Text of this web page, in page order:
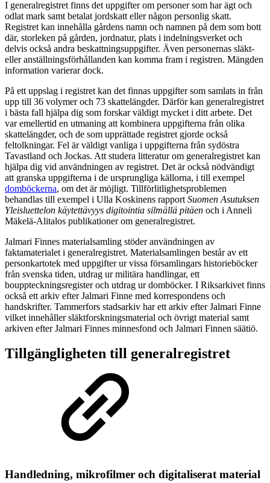
I generalregistret finns det uppgifter om personer som har ägt och
odlat mark samt betalat jordskatt eller någon personlig skatt.
Registret kan innehålla gårdens namn och namnen på dem som bott
där, storleken på gården, jordnatur, plats i indelningsverket och
delvis också andra beskattningsuppgifter. Även personernas släkt-
eller anställningsförhållanden kan komma fram i registren. Mängden
information varierar dock.
På ett uppslag i registret kan det finnas uppgifter som samlats in från
upp till 36 volymer och 73 skattelängder. Därför kan generalregistret
i bästa fall hjälpa dig som forskar väldigt mycket i ditt arbete. Det
var emellertid en utmaning att kombinera uppgifterna från olika
skattelängder, och de som upprättade registret gjorde också
feltolkningar. Fel är väldigt vanliga i uppgifterna från sydöstra
Tavastland och Jockas. Att studera litteratur om generalregistret kan
hjälpa dig vid användningen av registret. Det är också nödvändigt
att granska uppgifterna i de ursprungliga källorna, i till exempel
domböckerna, om det är möjligt. Tillförlitlighetsproblemen
behandlas till exempel i Ulla Koskinens rapport Suomen Asutuksen
Yleisluettelon käytettävyys digitointia silmällä pitäen och i Anneli
Mäkelä-Alitalos publikationer om generalregistret.
Jalmari Finnes materialsamling stöder användningen av
faktamaterialet i generalregistret. Materialsamlingen består av ett
personkartotek med uppgifter ur vissa församlingars historieböcker
från svenska tiden, utdrag ur militära handlingar, ett
bouppteckningsregister och utdrag ur domböcker. I Riksarkivet finns
också ett arkiv efter Jalmari Finne med korrespondens och
handskrifter. Tammerfors stadsarkiv har ett arkiv efter Jalmari Finne
vilket innehåller släktforskningsmaterial och övrigt material samt
arkiven efter Jalmari Finnes minnesfond och Jalmari Finnen säätiö.
Tillgängligheten till generalregistret
Handledning, mikrofilmer och digitaliserat material